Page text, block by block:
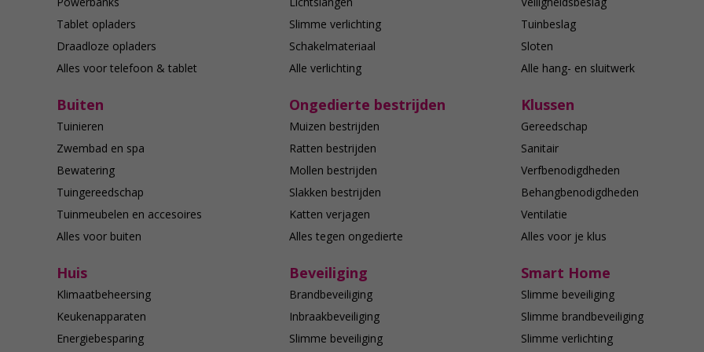
Tablet opladers
Draadloze opladers
Alles voor telefoon & tablet
Slimme verlichting
Schakelmateriaal
Alle verlichting
Tuinbeslag
Sloten
Alle hang- en sluitwerk
Buiten
Tuinieren
Zwembad en spa
Bewatering
Tuingereedschap
Tuinmeubelen en accesoires
Alles voor buiten
Ongedierte bestrijden
Muizen bestrijden
Ratten bestrijden
Mollen bestrijden
Slakken bestrijden
Katten verjagen
Alles tegen ongedierte
Klussen
Gereedschap
Sanitair
Verfbenodigdheden
Behangbenodigdheden
Ventilatie
Alles voor je klus
Huis
Klimaatbeheersing
Keukenapparaten
Energiebesparing
Beveiliging
Brandbeveiliging
Inbraakbeveiliging
Slimme beveiliging
Smart Home
Slimme beveiliging
Slimme brandbeveiliging
Slimme verlichting